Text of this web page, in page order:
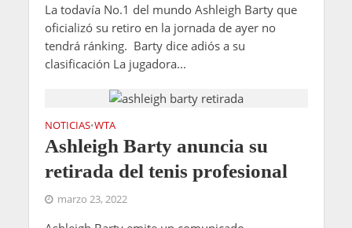
La todavía No.1 del mundo Ashleigh Barty que
oficializó su retiro en la jornada de ayer no
tendrá ránking. Barty dice adiós a su
clasificación La jugadora...
NOTICIAS•WTA
Ashleigh Barty anuncia su
retirada del tenis profesional
marzo 23, 2022